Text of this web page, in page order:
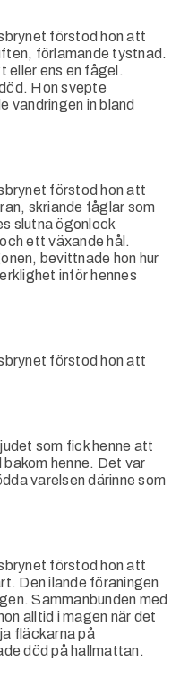
förstod hon att
förlamande tystnad.
eller ens en fågel.
Hon svepte
vandringen in bland
förstod hon att
skriande fåglar som
slutna ögonlock
ett växande hål.
bevittnade hon hur
inför hennes
förstod hon att
som fick henne att
henne. Det var
varelsen därinne som
förstod hon att
Den ilande föraningen
Sammanbunden med
alltid i magen när det
fläckarna på
död på hallmattan.